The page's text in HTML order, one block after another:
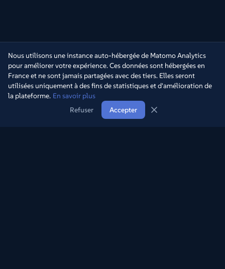
Nous utilisons une instance auto-hébergée de Matomo Analytics
pour améliorer votre expérience. Ces données sont hébergées en
France et ne sont jamais partagées avec des tiers. Elles seront
utilisées uniquement à des fins de statistiques et d'amélioration de
la plateforme. En savoir plus
Refuser
Accepter